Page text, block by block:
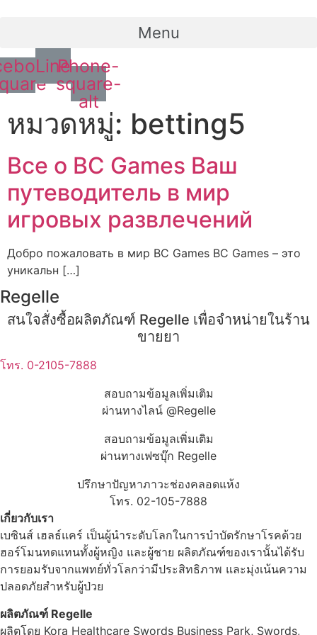
Menu
LinePhone-
square-
alt
หมวดหมู่: betting5
Все о BC Games Ваш
путеводитель в мир
игровых развлечений
Добро пожаловать в мир BC Games BC Games – это
уникальн […]
Regelle
สนใจสั่งซื้อผลิตภัณฑ์ Regelle เพื่อจำหน่ายในร้าน
ขายยา
โทร. 0-2105-7888
สอบถามข้อมูลเพิ่มเติม
ผ่านทางไลน์ @Regelle
สอบถามข้อมูลเพิ่มเติม
ผ่านทางเฟซบุ๊ก Regelle
ปรึกษาปัญหาภาวะช่องคลอดแห้ง
โทร. 02-105-7888
เกี่ยวกับเรา
เบซินส์ เฮลธ์แคร์ เป็นผู้นำระดับโลกในการบำบัดรักษาโรคด้วย
ฮอร์โมนทดแทนทั้งผู้หญิง และผู้ชาย ผลิตภัณฑ์ของเรานั้นได้รับ
การยอมรับจากแพทย์ทั่วโลกว่ามีประสิทธิภาพ และมุ่งเน้นความ
ปลอดภัยสำหรับผู้ป่วย
ผลิตภัณฑ์ Regelle
ผลิตโดย Kora Healthcare Swords Business Park, Swords,